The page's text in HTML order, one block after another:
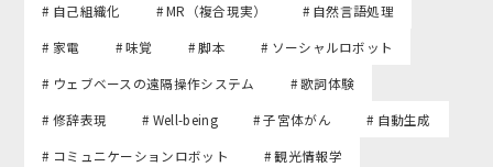
# 自己組織化
# MR（複合現実）
# 自然言語処理
# 家電
# 味覚 # 脚本
# ソーシャルロボット
# ウェブベースの遠隔操作システム
# 歌詞体験
# 修辞表現
# Well-being # 子宮体がん
# 自動生成
# コミュニケーションロボット
# 観光情報学